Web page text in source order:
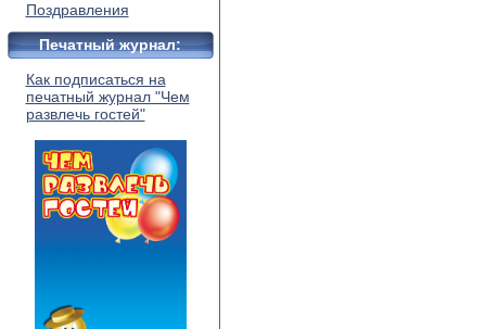
Поздравления
Печатный журнал:
Как подписаться на
печатный журнал "Чем
развлечь гостей"